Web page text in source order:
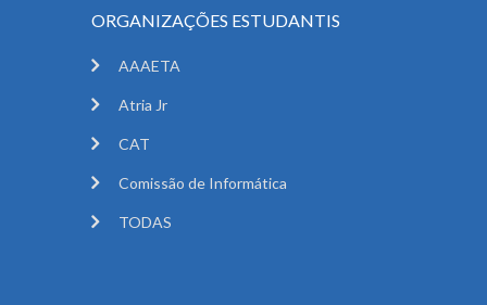
ORGANIZAÇÕES ESTUDANTIS
AAAETA
Atria Jr
CAT
Comissão de Informática
TODAS